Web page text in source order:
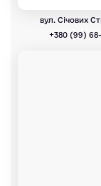
вул. Січових
+380 (99)